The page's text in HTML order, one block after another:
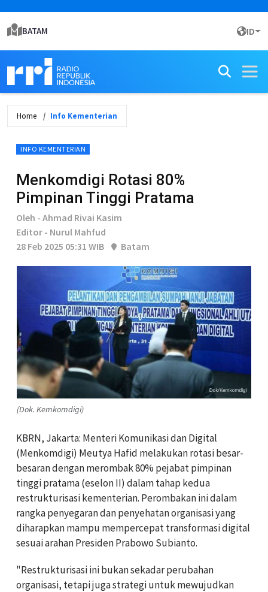
BATAM ID
Home Info Kementerian
INFO KEMENTERIAN
Menkomdigi Rotasi 80%
Pimpinan Tinggi Pratama
Oleh - Ahmad Rivai Kasim
Editor - Nurul Mahfud
28 Feb 2025 05:31 WIB
Batam
(Dok. Kemkomdigi)
KBRN, Jakarta: Menteri Komunikasi dan Digital
(Menkomdigi) Meutya Hafid melakukan rotasi besar-
besaran dengan merombak 80% pejabat pimpinan
tinggi pratama (eselon II) dalam tahap kedua
restrukturisasi kementerian. Perombakan ini dalam
rangka penyegaran dan penyehatan organisasi yang
diharapkan mampu mempercepat transformasi digital
sesuai arahan Presiden Prabowo Subianto.
"Restrukturisasi ini bukan sekadar perubahan
organisasi, tetapi juga strategi untuk mewujudkan